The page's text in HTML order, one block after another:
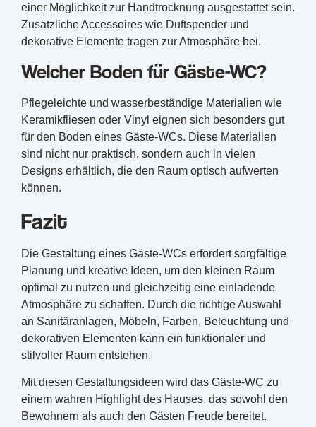
einer Möglichkeit zur Handtrocknung ausgestattet sein.
Zusätzliche Accessoires wie Duftspender und
dekorative Elemente tragen zur Atmosphäre bei.
Welcher Boden für Gäste-WC?
Pflegeleichte und wasserbeständige Materialien wie
Keramikfliesen oder Vinyl eignen sich besonders gut
für den Boden eines Gäste-WCs. Diese Materialien
sind nicht nur praktisch, sondern auch in vielen
Designs erhältlich, die den Raum optisch aufwerten
können.
Fazit
Die Gestaltung eines Gäste-WCs erfordert sorgfältige
Planung und kreative Ideen, um den kleinen Raum
optimal zu nutzen und gleichzeitig eine einladende
Atmosphäre zu schaffen. Durch die richtige Auswahl
an Sanitäranlagen, Möbeln, Farben, Beleuchtung und
dekorativen Elementen kann ein funktionaler und
stilvoller Raum entstehen.
Mit diesen Gestaltungsideen wird das Gäste-WC zu
einem wahren Highlight des Hauses, das sowohl den
Bewohnern als auch den Gästen Freude bereitet.